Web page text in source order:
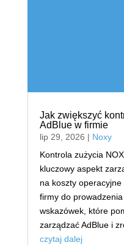
Jak zwiększyć
AdBlue w firmie
lip 29, 2026 | Noxy
Kontrola zużycia
kluczowy aspekt
na koszty
firmy do
wskazówek, które
zarządzać AdBlue i
czytaj dalej